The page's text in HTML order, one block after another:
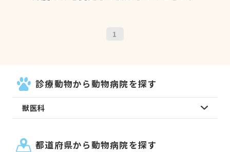
1
診療動物から動物病院を探す
獣医科
都道府県から動物病院を探す